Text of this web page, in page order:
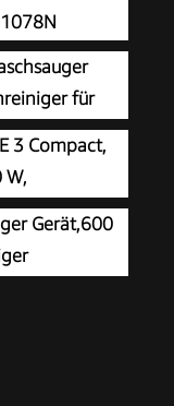
für
Treppen
|
3 Compact,
2,76
Weiß
Gerät,600